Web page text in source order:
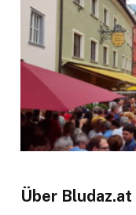
Über Bludaz.at